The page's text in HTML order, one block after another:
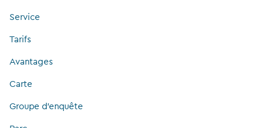
Service
Tarifs
Avantages
Carte
Groupe d’enquête